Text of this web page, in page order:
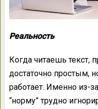
Реальность
Когда читаешь текст,
достаточно простым,
работает. Именно из-
“норму” трудно